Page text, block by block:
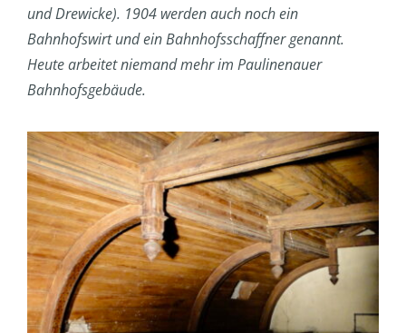
und Drewicke). 1904 werden auch noch ein
Bahnhofswirt und ein Bahnhofsschaffner genannt.
Heute arbeitet niemand mehr im Paulinenauer
Bahnhofsgebäude.